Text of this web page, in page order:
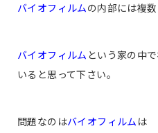
バイオフィルムの内部には複
バイオフィルム という家の中
いると思って下さい。
問題なのはバイオフィルム は